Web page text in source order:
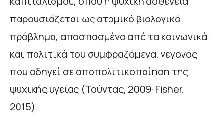
παρουσιάζεται ως ατομικό βιολογικό
πρόβλημα, αποσπασμένο από τα κοινωνικά
και πολιτικά του συμφραζόμενα, γεγονός
που οδηγεί σε αποπολιτικοποίηση της
ψυχικής υγείας (Τούντας, 2009· Fisher,
2015).